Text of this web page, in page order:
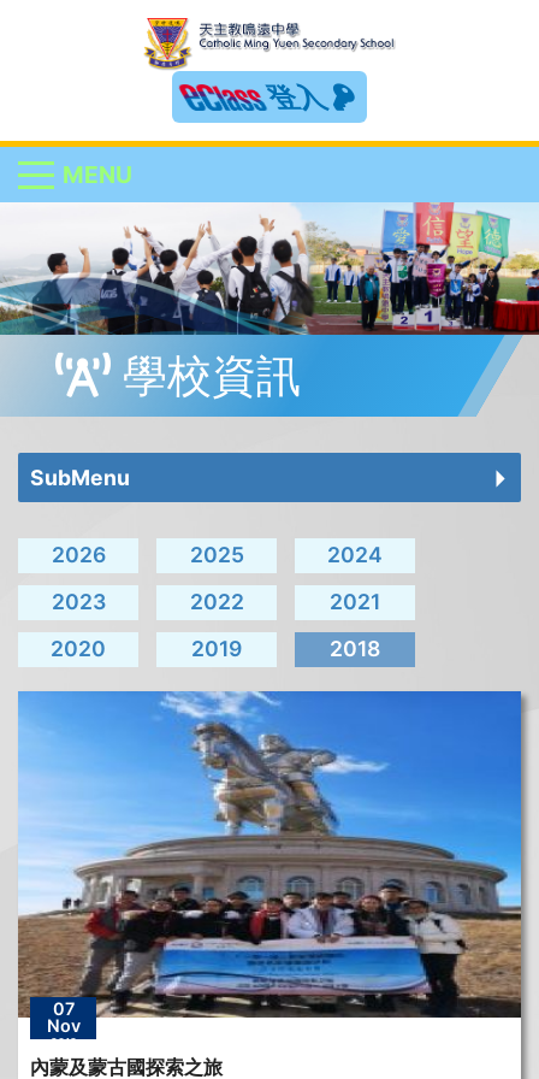
登入
MENU
學校資訊
SubMenu
2026 2025
2024
2023
2022
2021
2020
2019 2018
07
Nov
2018
內蒙及蒙古國探索之旅